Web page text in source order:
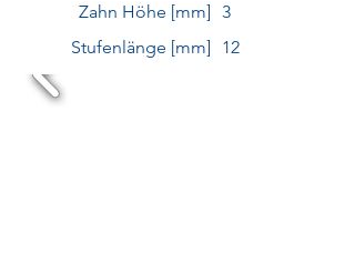
Zahn Höhe [mm] 3
Stufenlänge [mm]
12